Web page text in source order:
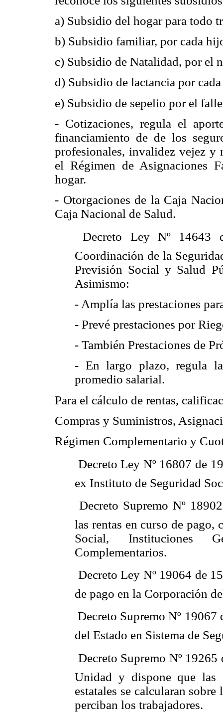
a) Subsidio del hogar para todo
b) Subsidio familiar, por cada
c) Subsidio de Natalidad, por el
d) Subsidio de lactancia por
e) Subsidio de sepelio por el
- Cotizaciones, regula el
financiamiento de de los
profesionales, invalidez vejez y
el Régimen de Asignaciones
hogar.
- Otorgaciones de la Caja
Caja Nacional de Salud.
 Decreto Ley Nº
Coordinación de la
Previsión Social y Salud
Asimismo:
- Amplía las prestaciones
- Prevé prestaciones por
- También Prestaciones de
- En largo plazo, regula
promedio salarial.
Para el cálculo de rentas,
Compras y Suministros,
Régimen Complementario y
 Decreto Ley Nº 16807 de
ex Instituto de Seguridad
 Decreto Supremo Nº
las rentas en curso de pago,
Social, Instituciones
Complementarios.
 Decreto Ley Nº 19064 de
de pago en la Corporación
 Decreto Supremo Nº
del Estado en Sistema de
 Decreto Supremo Nº
Unidad y dispone que las
estatales se calcularan
perciban los trabajadores.